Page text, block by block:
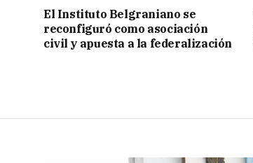
El Instituto Belgraniano se
reconfiguró como asociación
civil y apuesta a la federalización